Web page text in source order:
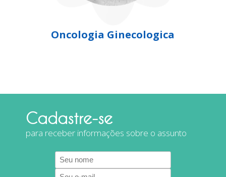
Oncologia Ginecologica
Cadastre-se
para receber informações sobre o assunto
E-